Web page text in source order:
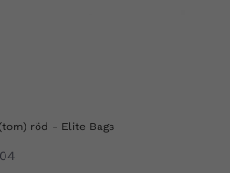
röd - Elite Bags